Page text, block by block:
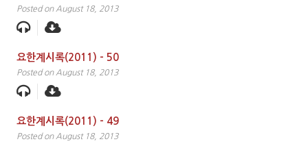
Posted on August 18, 2013
요한계시록(2011) – 50
Posted on August 18, 2013
요한계시록(2011) – 49
Posted on August 18, 2013